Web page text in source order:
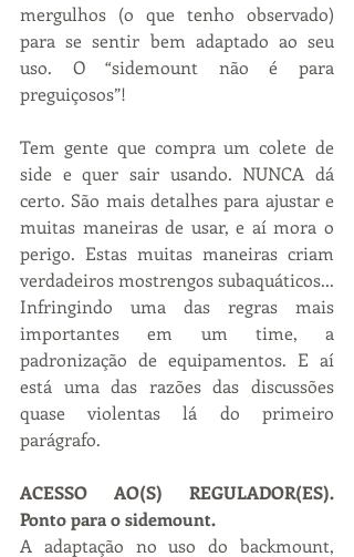
mergulhos (o que tenho observado)
para se sentir bem adaptado ao seu
uso. O “sidemount não é para
preguiçosos”!
Tem gente que compra um colete de
side e quer sair usando. NUNCA dá
certo. São mais detalhes para ajustar e
muitas maneiras de usar, e aí mora o
perigo. Estas muitas maneiras criam
verdadeiros mostrengos subaquáticos...
Infringindo uma das regras mais
importantes em um time, a
padronização de equipamentos. E aí
está uma das razões das discussões
quase violentas lá do primeiro
parágrafo.
ACESSO AO(S) REGULADOR(ES).
Ponto para o sidemount.
A adaptação no uso do backmount,